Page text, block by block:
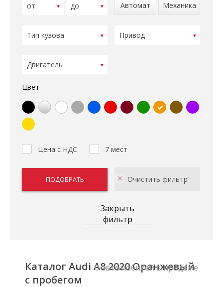
Автомат
Механика
Цвет
Цена с НДС 7 мест
Закрыть
фильтр
Каталог Audi A8 2020 Оранжевый
с пробегом
0 автомобилей в продаже